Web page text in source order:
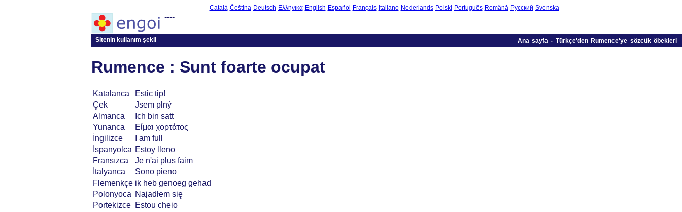
Català Čeština Deutsch Ελληνικά English Español Français Italiano Nederlands Polski Português Română Русский Svenska
----
Sitenin kullanım şekli Ana sayfa- Türkçe'den Rumence'ye sözcük öbekleri
Rumence : Sunt foarte ocupat
Katalanca
Estic tip!
Çek
Jsem plný
Almanca
Ich bin satt
Yunanca
Είμαι χορτάτος
İngilizce
I am full
İspanyolca Estoy lleno
Fransızca
Je n'ai plus faim
İtalyanca
Sono pieno
Flemenkçe ik heb genoeg gehad
Polonyoca Najadłem się
Portekizce Estou cheio